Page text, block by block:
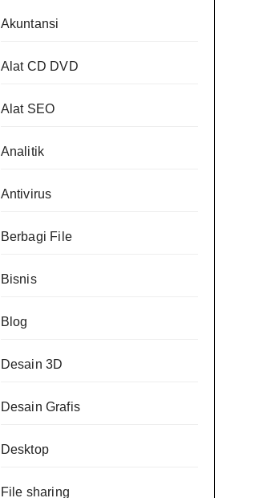
Akuntansi
Alat CD DVD
Alat SEO
Analitik
Antivirus
Berbagi File
Bisnis
Blog
Desain 3D
Desain Grafis
Desktop
File sharing